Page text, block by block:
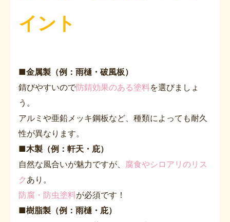
イント
■金属製（例：雨樋・破風板）
錆びやすいので防錆効果のある塗料を選びましょ
う。
アルミや亜鉛メッキ鋼板など、種類によっても耐久
性が異なります。
■木製（例：軒天・庇）
自然な風合いが魅力ですが、 腐食やシロアリのリス
ク あり。
防腐・防虫塗料が必須です！
■樹脂製（例：雨樋・庇）